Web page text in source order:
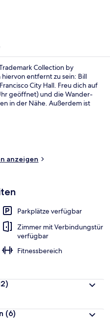
Collection by
entfernt zu sein: Bill
City Hall. Freu dich auf
geöffnet) und die Wander-
in der Nähe. Außerdem ist
und die komfortablen
von anderen Reisenden. Die
von den öffentlichen
(Station Market St & 8th St
es nur wenige Schritte.
anzeigen
Parkplätze verfügbar
Zimmer mit Verbindungstür
verfügbar
Fitnessbereich
(6)